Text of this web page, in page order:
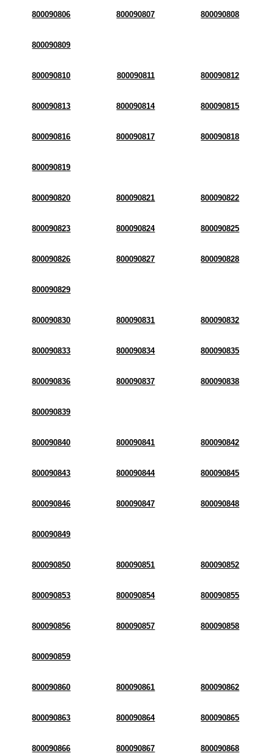
800090806 800090807 800090808
800090809
800090810 800090811 800090812
800090813 800090814 800090815
800090816 800090817 800090818
800090819
800090820 800090821 800090822
800090823 800090824 800090825
800090826 800090827 800090828
800090829
800090830 800090831 800090832
800090833 800090834 800090835
800090836 800090837 800090838
800090839
800090840 800090841 800090842
800090843 800090844 800090845
800090846 800090847 800090848
800090849
800090850 800090851 800090852
800090853 800090854 800090855
800090856 800090857 800090858
800090859
800090860 800090861 800090862
800090863 800090864 800090865
800090866 800090867 800090868